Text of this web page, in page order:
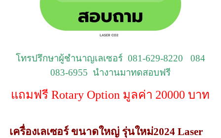
โทรปรึกษาผู้ชำนาญเลเซอร์ 081-629-8220 084
083-6955 นำงานมาทดสอบฟรี
แถมฟรี Rotary Option มูลค่า 20000 บาท
เครื่องเลเซอร์ ขนาดใหญ่ รุ่นใหม่2024 Laser